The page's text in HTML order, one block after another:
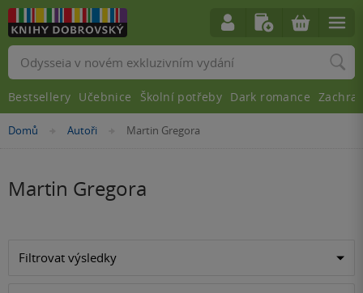
Nacházíte
Domů »Autoři »
Martin Gregora
Martin Gregora
Filtrovat výsledky
Vyhledávání
Bestsellery Učebnice Školní potřeby Dark romance